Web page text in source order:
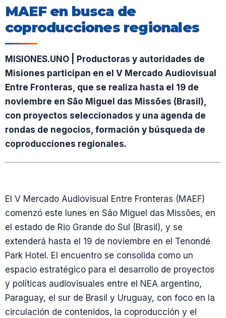
MAEF en busca de
coproducciones regionales
MISIONES.UNO | Productoras y autoridades de
Misiones participan en el V Mercado Audiovisual
Entre Fronteras, que se realiza hasta el 19 de
noviembre en São Miguel das Missões (Brasil),
con proyectos seleccionados y una agenda de
rondas de negocios, formación y búsqueda de
coproducciones regionales.
El V Mercado Audiovisual Entre Fronteras (MAEF)
comenzó este lunes en São Miguel das Missões, en
el estado de Rio Grande do Sul (Brasil), y se
extenderá hasta el 19 de noviembre en el Tenondé
Park Hotel. El encuentro se consolida como un
espacio estratégico para el desarrollo de proyectos
y políticas audiovisuales entre el NEA argentino,
Paraguay, el sur de Brasil y Uruguay, con foco en la
circulación de contenidos, la coproducción y el